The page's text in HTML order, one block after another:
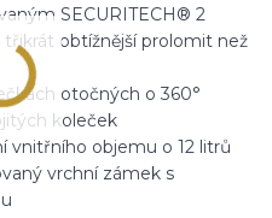
SECURITECH® 2
obtížnější prolomit než
otočných o 360°
koleček
vnitřního objemu o 12 litrů
vrchní zámek s